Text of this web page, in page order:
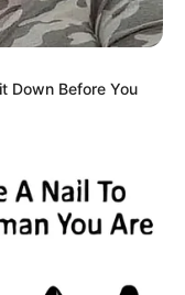
εφάρμοσε η
που
voucher
στη Βόρεια
πυρκαγιές
τους ως
Down Before You